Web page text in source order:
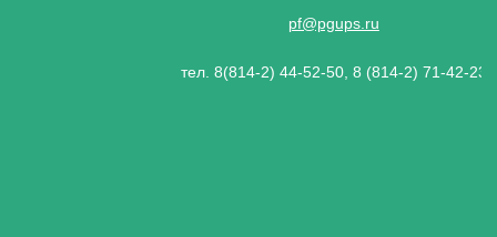
pf@pgups.ru
тел. 8(814-2) 44-52-50, 8 (814-2) 71-42-23